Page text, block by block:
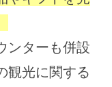
ンターも併設
観光に関する